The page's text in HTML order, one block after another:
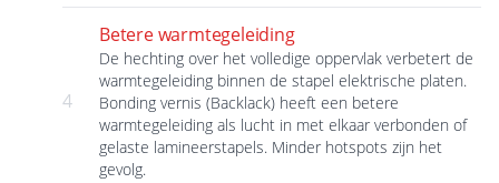
4
Betere warmtegeleiding
De hechting over het volledige oppervlak verbetert de
warmtegeleiding binnen de stapel elektrische platen.
Bonding vernis (Backlack) heeft een betere
warmtegeleiding als lucht in met elkaar verbonden of
gelaste lamineerstapels. Minder hotspots zijn het
gevolg.